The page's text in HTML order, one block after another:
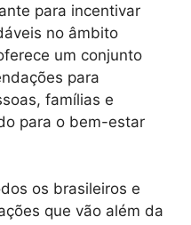
para incentivar
no âmbito
um conjunto
para
famílias e
para o bem-estar
os brasileiros e
que vão além da